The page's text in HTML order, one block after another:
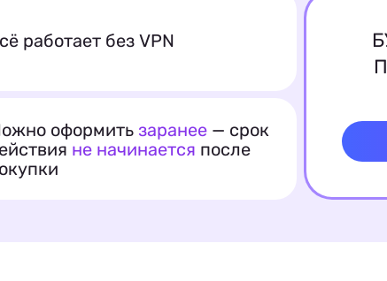
работает без VPN
оформить заранее — срок
не начинается после